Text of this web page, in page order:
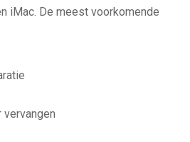
iMac. De meest voorkomende